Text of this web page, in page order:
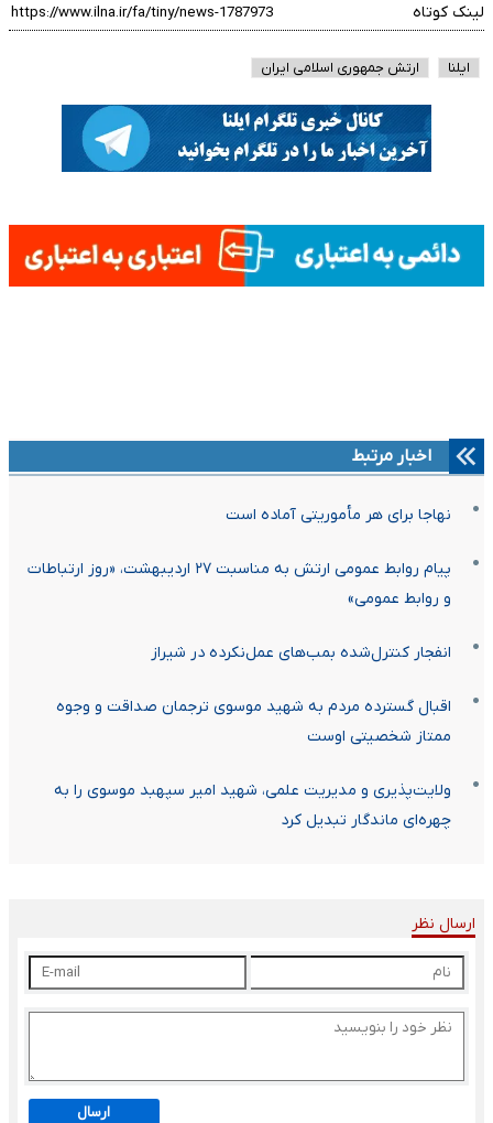
لینک کوتاه
ایلنا ارتش جمهوری اسلامی ایران
اخبار مرتبط
نهاجا برای هر مأموریتی آماده است
پیام روابط عمومی ارتش به مناسبت ۲۷ اردیبهشت، «روز ارتباطات
و روابط عمومی»
انفجار کنترل‌شده بمب‌های عمل‌نکرده در شیراز
اقبال گسترده مردم به شهید موسوی ترجمان صداقت و وجوه
ممتاز شخصیتی اوست
ولایت‌پذیری و مدیریت علمی، شهید امیر سپهبد موسوی را به
چهره‌ای ماندگار تبدیل کرد
ارسال نظر
ارسال